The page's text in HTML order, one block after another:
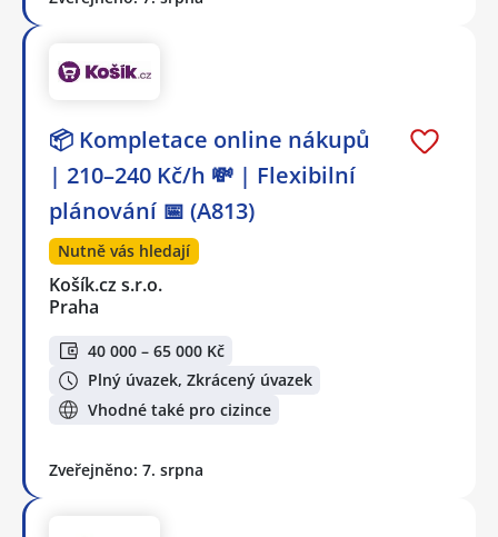
📦 Kompletace online nákupů
| 210–240 Kč/h 💸 | Flexibilní
plánování 📅 (A813)
Nutně vás hledají
Košík.cz s.r.o.
Praha
40 000 – 65 000 Kč
Plný úvazek, Zkrácený úvazek
Vhodné také pro cizince
Zveřejněno: 7. srpna